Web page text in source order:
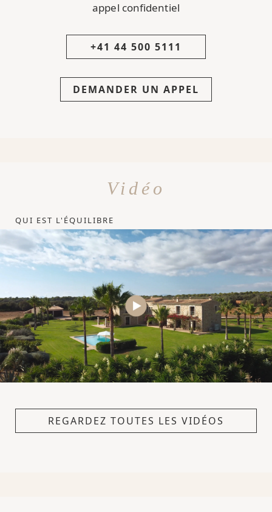
appel confidentiel
+41 44 500 5111
DEMANDER UN APPEL
Vidéo
QUI EST L'ÉQUILIBRE
REGARDEZ TOUTES LES VIDÉOS